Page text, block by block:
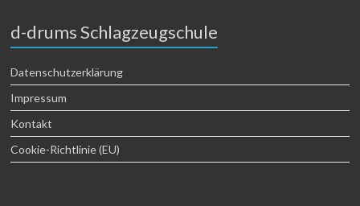
d-drums Schlagzeugschule
Datenschutzerklärung
Impressum
Kontakt
Cookie-Richtlinie (EU)